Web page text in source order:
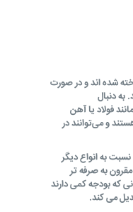
شده اند و در صورت
به دنبال
فولاد یا آهن
و می‌توانند در
به انواع دیگر
به صرفه تر
که بودجه کمی دارند
می کند.